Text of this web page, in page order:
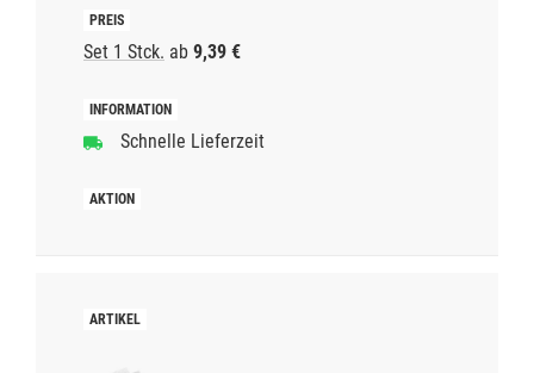
Set 1 Stck. ab 9,39 €
Schnelle Lieferzeit